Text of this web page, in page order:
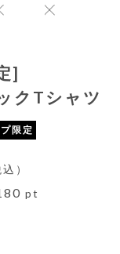
]
クTシャツ
限定
込）
pt